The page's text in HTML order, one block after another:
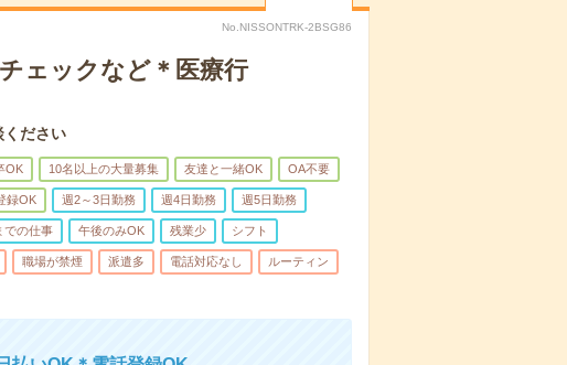
No.NISSONTRK-2BSG86
ェックなど＊医療行
ださい
OK 10名以上の大量募集 友達と一緒OK OA不要
録OK 週2～3日勤務 週4日勤務 週5日勤務
での仕事 午後のみOK 残業少 シフト
職場が禁煙 派遣多 電話対応なし ルーティン